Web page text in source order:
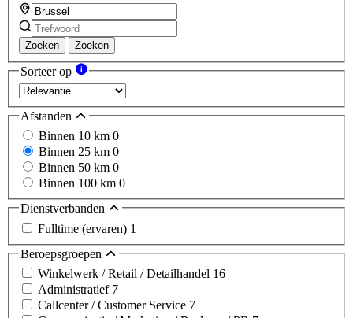
Zoeken Zoeken
Sorteer op
Afstanden
Binnen 10 km 0
Binnen 25 km 0
Binnen 50 km 0
Binnen 100 km 0
Dienstverbanden
Fulltime (ervaren) 1
Beroepsgroepen
Winkelwerk / Retail / Detailhandel 16
Administratief 7
Callcenter / Customer Service 7